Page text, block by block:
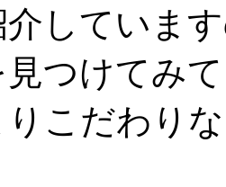
していま
つけてみ
こだわり